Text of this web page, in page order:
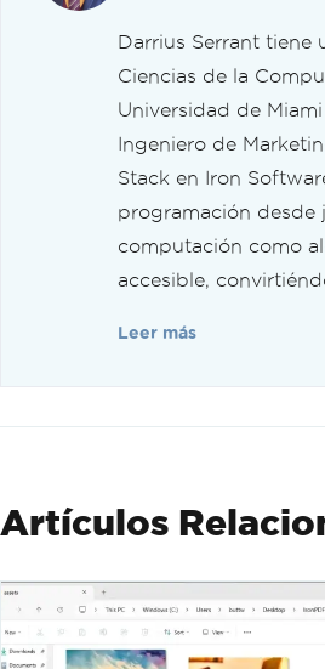
Darrius Serrant tiene
Ciencias de la
Universidad de
Ingeniero de
Stack en Iron
programación desde
computación como
accesible,
Leer más
Artículos